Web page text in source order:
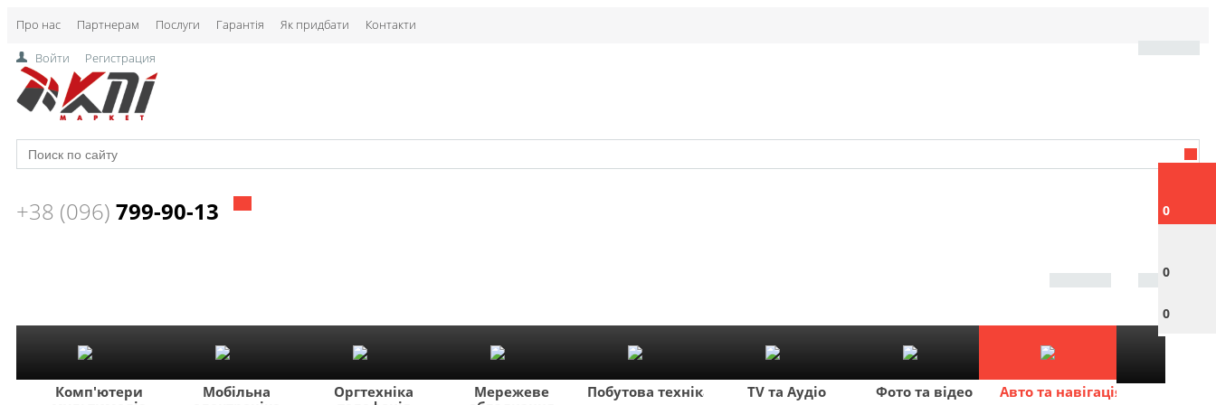
Про нас Партнерам Послуги Гарантія Як придбати Контакти
0
0
0
Войти Регистрация
+38 (096) 799-90-13
Комп'ютери
Мобільна
Оргтехніка
Мережеве
Побутова техніка TV та Аудіо Фото та відео Авто та навігація